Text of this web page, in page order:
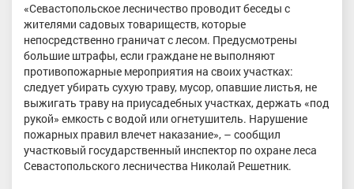
«Севастопольское лесничество проводит беседы с
жителями садовых товариществ, которые
непосредственно граничат с лесом. Предусмотрены
большие штрафы, если граждане не выполняют
противопожарные мероприятия на своих участках:
следует убирать сухую траву, мусор, опавшие листья, не
выжигать траву на приусадебных участках, держать «под
рукой» емкость с водой или огнетушитель. Нарушение
пожарных правил влечет наказание», – сообщил
участковый государственный инспектор по охране леса
Севастопольского лесничества Николай Решетник.